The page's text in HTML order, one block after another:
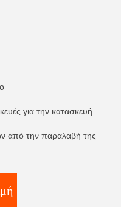
για την κατασκευή
από την παραλαβή της